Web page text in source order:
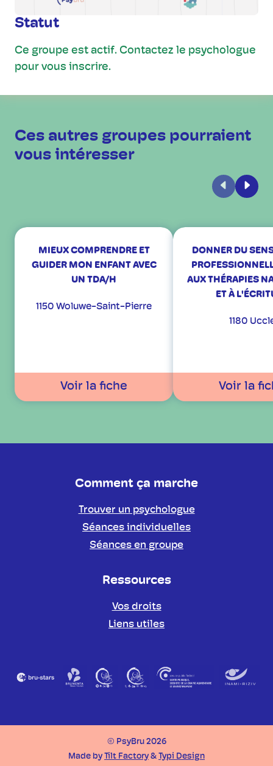
Statut
Ce groupe est actif. Contactez le psychologue
pour vous inscrire.
Ces autres groupes pourraient
vous intéresser
Précédent
MIEUX COMPRENDRE ET
GUIDER MON ENFANT AVEC
UN TDA/H
1150 Woluwe-Saint-Pierre
Voir la fiche
DONNER DU
AUX THÉRAPIES
ET À
1180
Voir la
Comment ça marche
Trouver un psychologue
Séances individuelles
Séances en groupe
Ressources
Vos droits
Liens utiles
Partenaires
© PsyBru 2026
Made by Tilt Factory & Typi Design